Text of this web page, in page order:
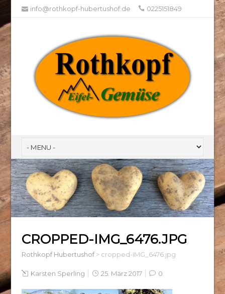
info@rothkopf-hubertushof.de 0225151849
CROPPED-IMG_6476.JPG
Rothkopf Hubertushof> cropped-IMG_6476.jpg
Karsten Sperling 25. März 2017 0